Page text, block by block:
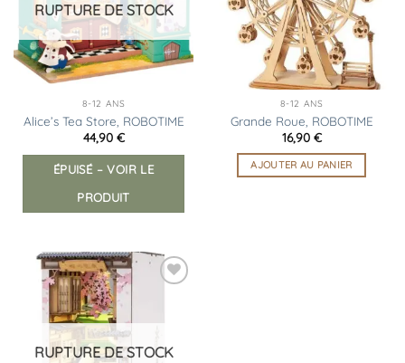
RUPTURE DE STOCK
8-12 ANS
Alice’s Tea Store, ROBOTIME
44,90 €
ÉPUISÉ – VOIR LE
PRODUIT
8-12 ANS
Grande Roue, ROBOTIME
16,90 €
AJOUTER AU PANIER
RUPTURE DE STOCK